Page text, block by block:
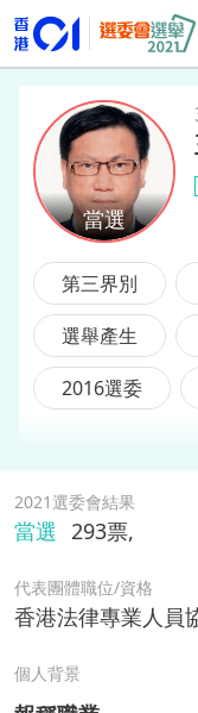
王吉顯
第三界別
選舉產生
2016選委
2021選委會結果
當選 293票,
代表團體職位/資格
香港法律專業人員
個人背景